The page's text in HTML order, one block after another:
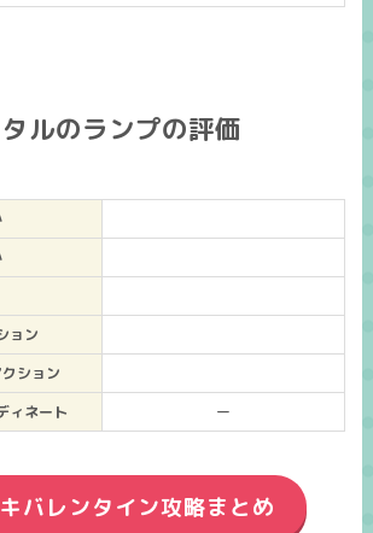
ルのランプの評価
ョン
ション
ィネート
ー
バレンタイン攻略まとめ